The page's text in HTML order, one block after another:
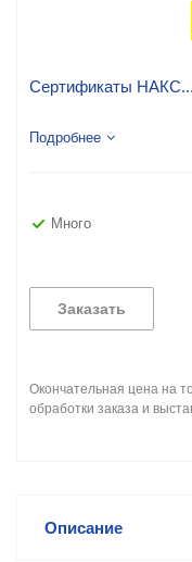
Сертификаты НАКС...
Подробнее
Много
Заказать
Окончательная цена на
обработки заказа и
Описание